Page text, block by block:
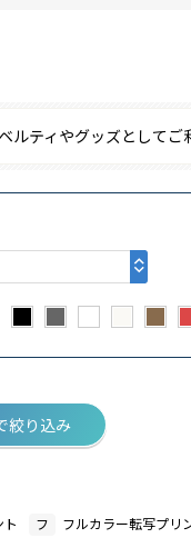
ティやグッズとしてご
絞り込み
ト フ フルカラー転写プリ